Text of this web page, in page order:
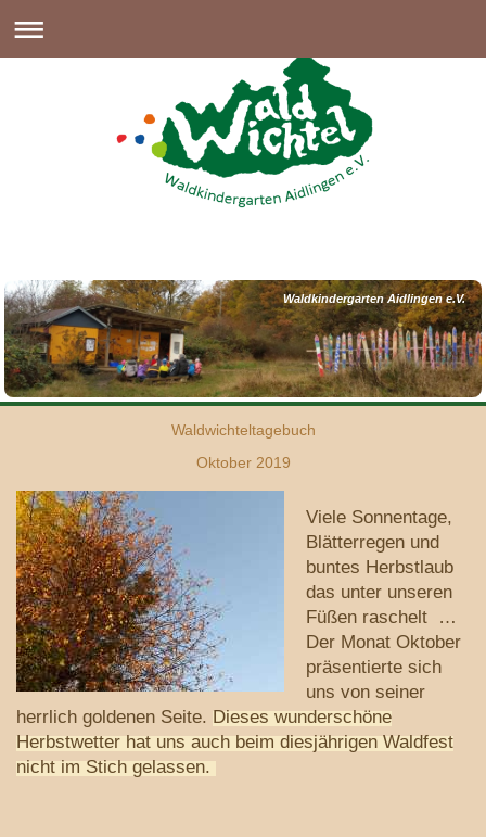
Waldkindergarten Aidlingen e.V.
Waldwichteltagebuch
Oktober 2019
Viele Sonnentage,
Blätterregen und
buntes Herbstlaub
das unter unseren
Füßen raschelt …
Der Monat Oktober
präsentierte sich
uns von seiner
herrlich goldenen Seite. Dieses wunderschöne
Herbstwetter hat uns auch beim diesjährigen Waldfest
nicht im Stich gelassen.